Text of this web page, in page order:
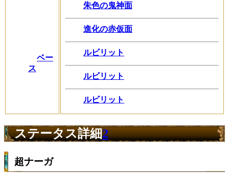
ベー
ス
朱色の鬼神面
進化の赤仮面
ルビリット
ルビリット
ルビリット
ステータス詳細2
超ナーガ